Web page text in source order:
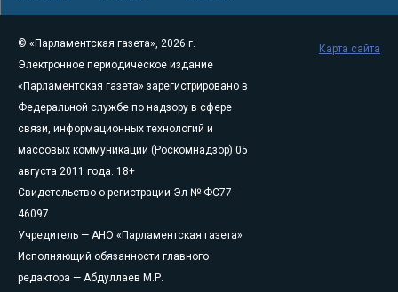
© «Парламентская газета», 2026 г.
Электронное периодическое издание
«Парламентская газета» зарегистрировано в
Федеральной службе по надзору в сфере
связи, информационных технологий и
массовых коммуникаций (Роскомнадзор) 05
августа 2011 года. 18+
Свидетельство о регистрации Эл № ФС77-
46097
Учредитель — АНО «Парламентская газета»
Исполняющий обязанности главного
редактора — Абдуллаев М.Р.
Карта сайта